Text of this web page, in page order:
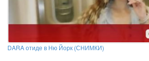
DARA отиде в Ню Йорк (СНИМКИ)